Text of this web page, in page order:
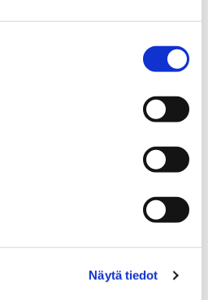
Näytä tiedot
Toimisto